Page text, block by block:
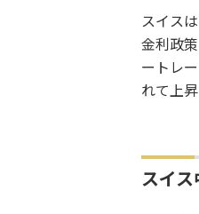
スイス
金利政
ートレ
れて上
スイ